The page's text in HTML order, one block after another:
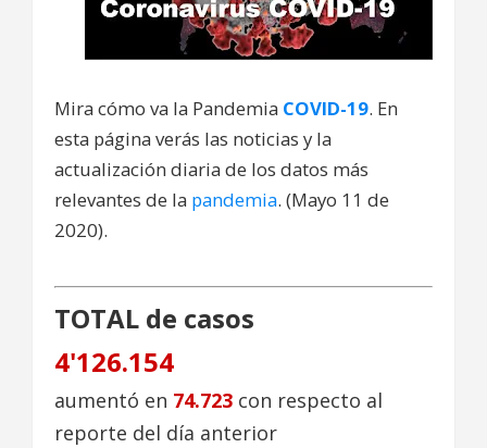
Mira cómo va la Pandemia COVID-19. En
esta página verás las noticias y la
actualización diaria de los datos más
relevantes de la pandemia. (Mayo 11 de
2020).
TOTAL de casos
4'126.154
aumentó en 74.723 con respecto al
reporte del día anterior